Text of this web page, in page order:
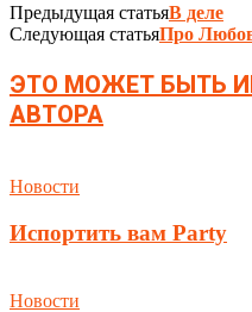
Предыдущая статьяВ деле
Следующая статьяПро
ЭТО МОЖЕТ БЫТЬ
АВТОРА
Новости
Испортить вам Party
Новости